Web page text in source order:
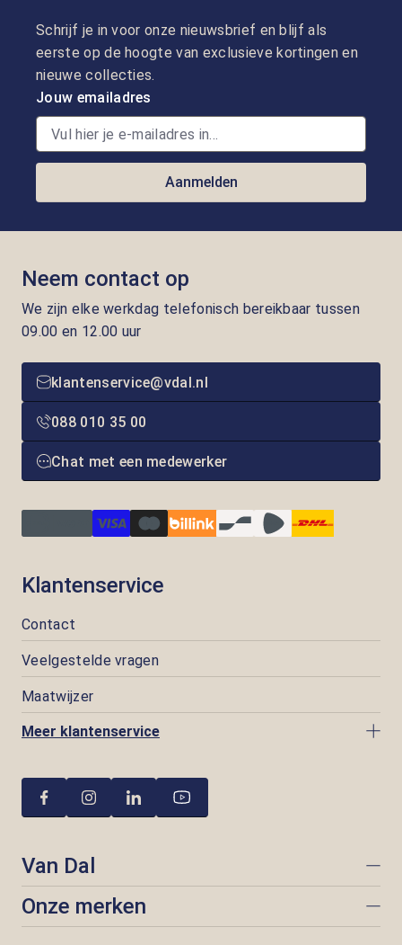
Schrijf je in voor onze nieuwsbrief en blijf als
eerste op de hoogte van exclusieve kortingen en
nieuwe collecties.
Jouw emailadres
Aanmelden
Neem contact op
We zijn elke werkdag telefonisch bereikbaar tussen
09.00 en 12.00 uur
klantenservice@vdal.nl
088 010 35 00
Chat met een medewerker
Klantenservice
Contact
Veelgestelde vragen
Maatwijzer
Meer klantenservice
Van Dal
Onze merken